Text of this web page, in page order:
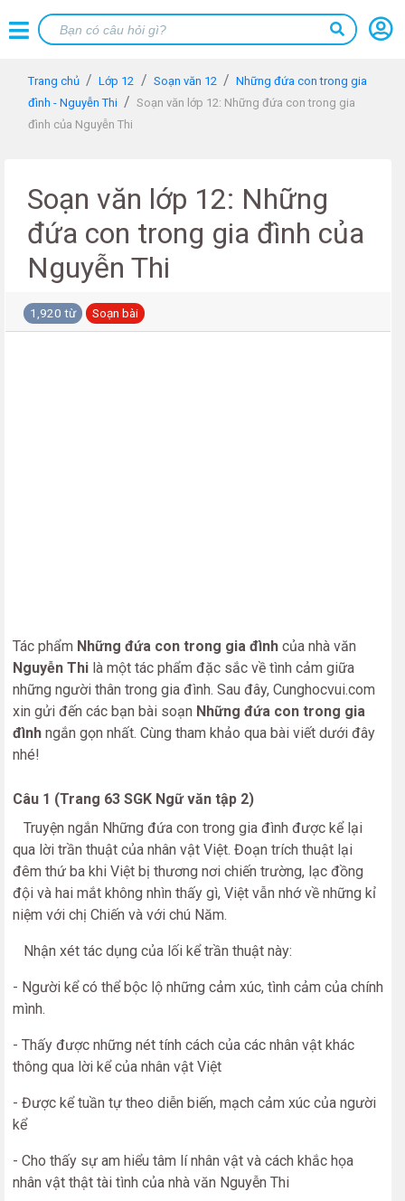
Trang chủ Lớp 12 Soạn văn 12
Những đứa con trong gia
đình - Nguyễn Thi
Soạn văn lớp 12: Những đứa con trong gia
đình của Nguyễn Thi
Soạn văn lớp 12: Những
đứa con trong gia đình của
Nguyễn Thi
1,920 từ Soạn bài
Tác phẩm Những đứa con trong gia đình của nhà văn
Nguyễn Thi là một tác phẩm đặc sắc về tình cảm giữa
những người thân trong gia đình. Sau đây, Cunghocvui.com
xin gửi đến các bạn bài soạn Những đứa con trong gia
đình ngắn gọn nhất. Cùng tham khảo qua bài viết dưới đây
nhé!
Câu 1 (Trang 63 SGK Ngữ văn tập 2)
Truyện ngắn Những đứa con trong gia đình được kể lại
qua lời trần thuật của nhân vật Việt. Đoạn trích thuật lại
đêm thứ ba khi Việt bị thương nơi chiến trường, lạc đồng
đội và hai mắt không nhìn thấy gì, Việt vẫn nhớ về những kỉ
niệm với chị Chiến và với chú Năm.
Nhận xét tác dụng của lối kể trần thuật này:
- Người kể có thể bộc lộ những cảm xúc, tình cảm của chính
mình.
- Thấy được những nét tính cách của các nhân vật khác
thông qua lời kể của nhân vật Việt
- Được kể tuần tự theo diễn biến, mạch cảm xúc của người
kể
- Cho thấy sự am hiểu tâm lí nhân vật và cách khắc họa
nhân vật thật tài tình của nhà văn Nguyễn Thi